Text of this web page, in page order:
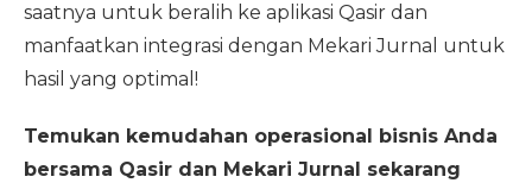
saatnya untuk beralih ke aplikasi Qasir dan
manfaatkan integrasi dengan Mekari Jurnal untuk
hasil yang optimal!
Temukan kemudahan operasional bisnis Anda
bersama Qasir dan Mekari Jurnal sekarang